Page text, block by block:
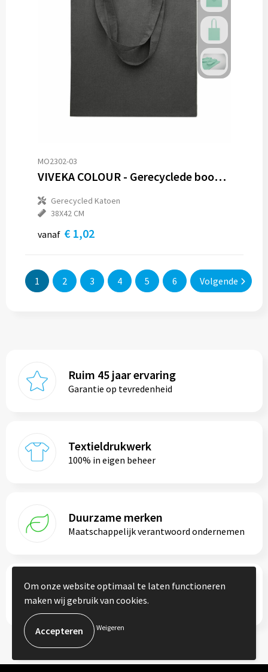
MO2302-03
VIVEKA COLOUR - Gerecyclede boodschappentas
Gerecycled Katoen
38X42 CM
vanaf € 1,02
1 2 3 4 5 6 Volgende
Ruim 45 jaar ervaring
Garantie op tevredenheid
Textieldrukwerk
100% in eigen beheer
Duurzame merken
Maatschappelijk verantwoord ondernemen
Persoonlijk advies
Altijd je vaste contactpersoon
Om onze website optimaal te laten functioneren
maken wij gebruik van cookies.
Weigeren